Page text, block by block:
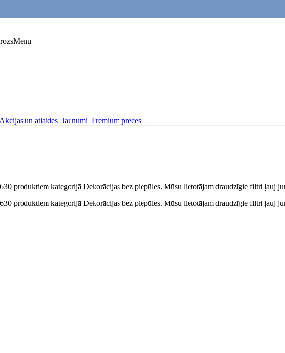
Menu
Akcijas un atlaides Jaunumi Premium preces
produktiem kategorijā Dekorācijas bez piepūles. Mūsu lietotājam draudzīgie filtri ļauj
produktiem kategorijā Dekorācijas bez piepūles. Mūsu lietotājam draudzīgie filtri ļauj